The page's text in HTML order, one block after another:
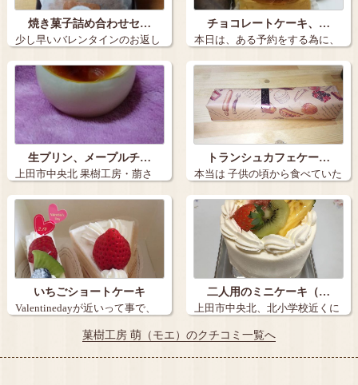
焼き菓子詰め合わせセ…
少し早いバレンタインのお返し
に 上田市「…
チョコレートケーキ、…
本日は、ある予約をする為に、
上田市の萠に…
生プリン、メープルチ…
上田市中央北 果樹工房・萠さ
ん。 生プ…
トランシュカフェケー…
本当は 子供の頃から食べていた
近所にあ…
いちごショートケーキ
Valentinedayが近いって事で、
二人用のミニケーキ（…
上田市中央北、北小学校近くに
ある「果樹工…
菓樹工房 萌（モエ）のクチコミ一覧へ